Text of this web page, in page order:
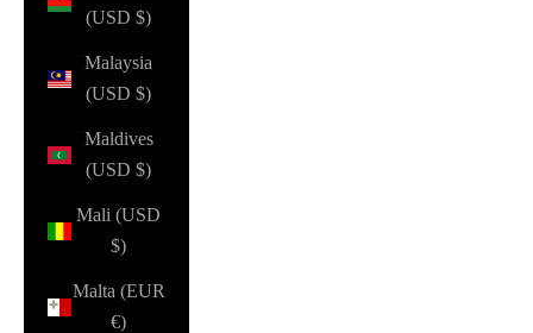
(USD $)
Malaysia
(USD $)
Maldives
(USD $)
Mali (USD
$)
Malta (EUR
€)